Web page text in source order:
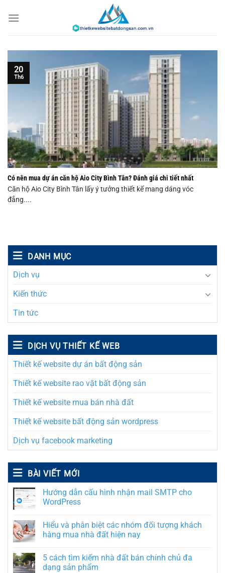
đến
DANH MỤC
Dịch vụ
Kiến thức
Tin tức
DỊCH VỤ THIẾT KẾ WEB
Thiết kế website dự án bất động sản
Thiết kế website rao vặt bất động sản
Thiết kế website mua bán nhà đất
Thiết kế website bất động sản wordpress
Dịch vụ facebook marketing
BÀI VIẾT MỚI
Hướng dẫn cấu hình nhận mail SMTP cho
WordPress
Hiểu và phân biệt các nhóm đối tượng khách
hàng mua nhà đất hiện nay
5 cách tìm kiếm nhà đất bán chính chủ đa
dạng sản phẩm
Có nên mua dự án căn hộ Aio City Bình Tân? Đánh giá chi tiết nhất
Căn hộ Aio City Bình Tân lấy ý tưởng thiết kế mang dáng vóc
đẳng....
20
Th6